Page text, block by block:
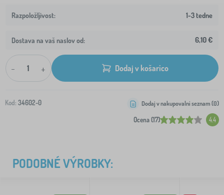
1-3 tedne
Dostava na vaš naslov od: 6,10 €
- + Dodaj v košarico
Kod: 34602-0
Ocena (17) 4.4
Dodaj v nakupovalni seznam (0)
PODOBNÉ VÝROBKY: